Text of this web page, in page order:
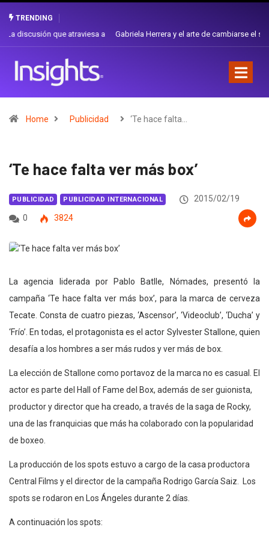
TRENDING
Gabriela Herrera y el arte de cambiarse el sombrero en Corporación
Home Publicidad ‘Te hace falta…
‘Te hace falta ver más box’
PUBLICIDAD PUBLICIDAD INTERNACIONAL
2015/02/19
0
3824
La agencia liderada por Pablo Batlle, Nómades, presentó la
campaña ‘Te hace falta ver más box’, para la marca de cerveza
Tecate. Consta de cuatro piezas, ‘Ascensor’, ‘Videoclub’, ‘Ducha’ y
‘Frío’. En todas, el protagonista es el actor Sylvester Stallone, quien
desafía a los hombres a ser más rudos y ver más de box.
La elección de Stallone como portavoz de la marca no es casual. El
actor es parte del Hall of Fame del Box, además de ser guionista,
productor y director que ha creado, a través de la saga de Rocky,
una de las franquicias que más ha colaborado con la popularidad
de boxeo.
La producción de los spots estuvo a cargo de la casa productora
Central Films y el director de la campaña Rodrigo García Saiz. Los
spots se rodaron en Los Ángeles durante 2 días.
A continuación los spots: